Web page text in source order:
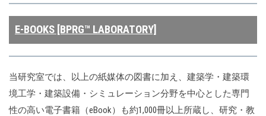
E-BOOKS [BPRG™ LABORATORY]
当研究室では、以上の紙媒体の図書に加え、建築学・建築環
境工学・建築設備・シミュレーション分野を中心とした専門
性の高い電子書籍（eBook）も約1,000冊以上所蔵し、研究・教